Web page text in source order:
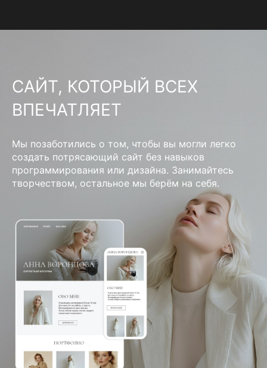
САЙТ, КОТОРЫЙ ВСЕХ
ВПЕЧАТЛЯЕТ
Мы позаботились о том, чтобы вы могли легко
создать потрясающий сайт без навыков
программирования или дизайна. Занимайтесь
творчеством, остальное мы берём на себя.